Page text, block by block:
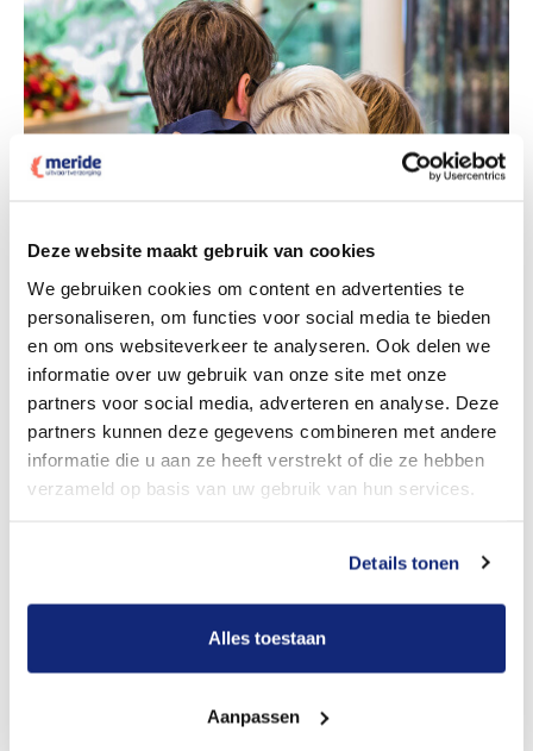
Deze website maakt gebruik van cookies
We gebruiken cookies om content en advertenties te
personaliseren, om functies voor social media te bieden
en om ons websiteverkeer te analyseren. Ook delen we
informatie over uw gebruik van onze site met onze
partners voor social media, adverteren en analyse. Deze
partners kunnen deze gegevens combineren met andere
informatie die u aan ze heeft verstrekt of die ze hebben
verzameld op basis van uw gebruik van hun services.
Details tonen
Alles toestaan
Aanpassen
Dit kost een crematie
Bekijk tarieven voor begrafenis